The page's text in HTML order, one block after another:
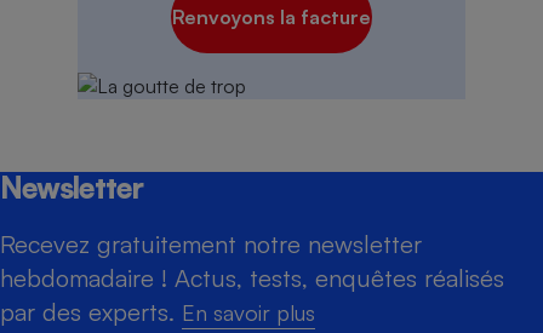
Renvoyons la facture
Newsletter
Recevez gratuitement notre newsletter
hebdomadaire ! Actus, tests, enquêtes réalisés
par des experts. En savoir plus